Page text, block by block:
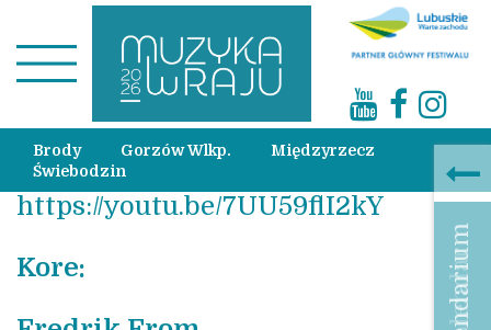
Brody Gorzów Wlkp.
Międzyrzecz
Świebodzin
https://youtu.be/7UU59flI2kY
Kore:
Calendar